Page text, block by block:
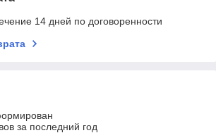
14 дней по договоренности
за последний год